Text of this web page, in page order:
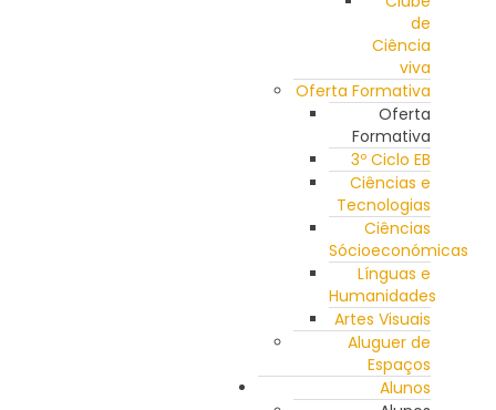
de
Ciência
viva
Oferta Formativa
Oferta
Formativa
3º Ciclo EB
Ciências e
Tecnologias
Ciências
Sócioeconómicas
Línguas e
Humanidades
Artes Visuais
Aluguer de
Espaços
Alunos